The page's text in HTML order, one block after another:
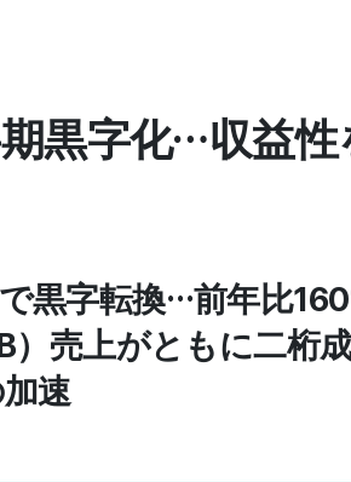
黒字化…収益
黒字転換…前年比
）売上がともに二桁
速